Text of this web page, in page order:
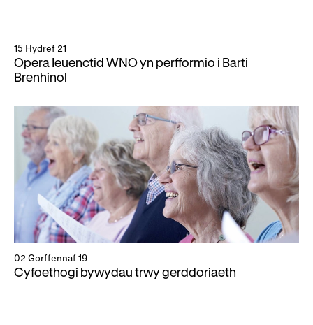
15 Hydref 21
Opera Ieuenctid WNO yn perfformio i Barti
Brenhinol
02 Gorffennaf 19
Cyfoethogi bywydau trwy gerddoriaeth